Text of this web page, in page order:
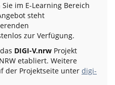
im E-Learning Bereich
steht
zur Verfügung.
DIGI-V.nrw Projekt
etabliert. Weitere
der Projektseite unter digi-